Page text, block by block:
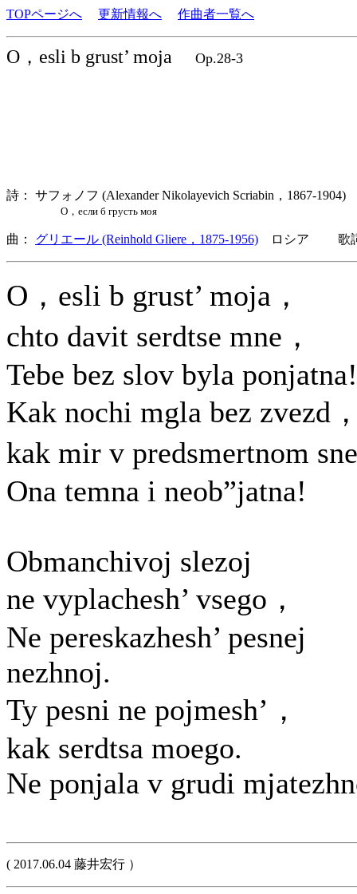
TOPページへ 更新情報へ 作曲者一覧へ
O，esli b grust’ moja Op.28-3
詩： サフォノフ (Alexander Nikolayevich Scriabin，1867-
О，если б грусть моя
曲： グリエール (Reinhold Gliere，1875-1956) ロシア 歌詞
O，esli b grust’ moja，
chto davit serdtse mne，
Tebe bez slov byla ponjatna!
Kak nochi mgla bez zvezd
kak mir v predsmertnom
Ona temna i neob”jatna!
Obmanchivoj slezoj
ne vyplachesh’ vsego，
Ne pereskazhesh’ pesnej
nezhnoj.
Ty pesni ne pojmesh’，
kak serdtsa moego.
Ne ponjala v grudi
( 2017.06.04 藤井宏行 ）